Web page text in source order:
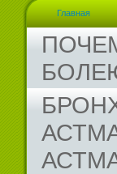
Главная